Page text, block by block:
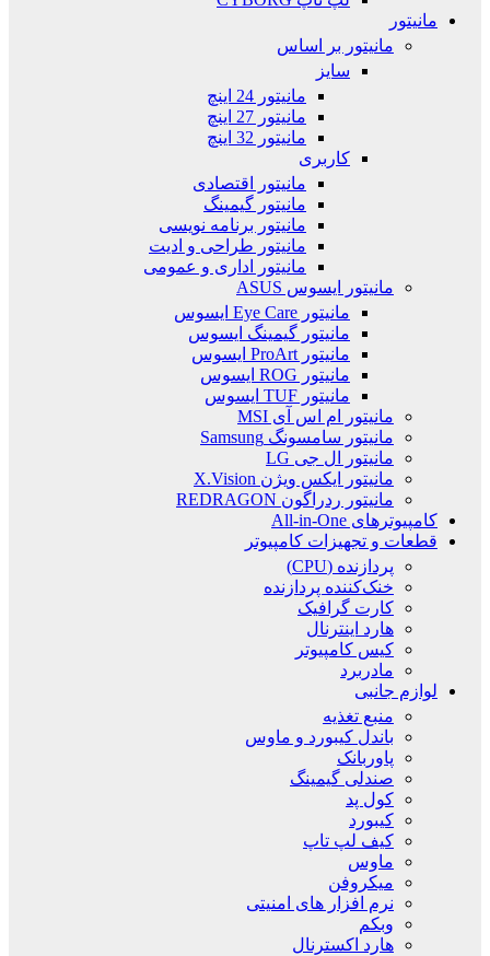
مانیتور
مانیتور بر اساس
سایز
مانیتور 24 اینچ
مانیتور 27 اینچ
مانیتور 32 اینچ
کاربری
مانیتور اقتصادی
مانیتور گیمینگ
مانیتور برنامه نویسی
مانیتور طراحی و ادیت
مانیتور اداری و عمومی
مانیتور ایسوس ASUS
مانیتور Eye Care ایسوس
مانیتور گیمینگ ایسوس
مانیتور ProArt ایسوس
مانیتور ROG ایسوس
مانیتور TUF ایسوس
مانیتور ام اس آی MSI
مانیتور سامسونگ Samsung
مانیتور ال جی LG
مانیتور ایکس ویژن X.Vision
مانیتور ردراگون REDRAGON
کامپیوترهای All-in-One
قطعات و تجهیزات کامپیوتر
پردازنده (CPU)
خنک‌کننده پردازنده
کارت گرافیک
هارد اینترنال
کیس کامپیوتر
مادربرد
لوازم جانبی
منبع تغذیه
باندل کیبورد و ماوس
پاوربانک
صندلی گیمینگ
کول پد
کیبورد
کیف لپ تاپ
ماوس
میکروفن
نرم افزار های امنیتی
وبکم
هارد اکسترنال